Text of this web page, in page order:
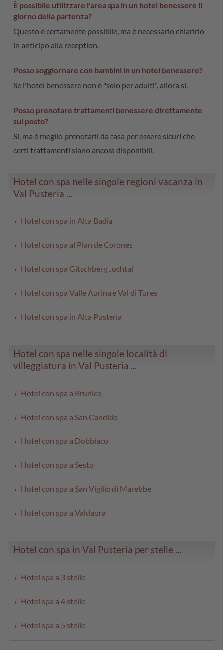
È possibile utilizzare l'area spa in un hotel benessere il
giorno della partenza?
Questo è certamente possibile, ma è necessario chiarirlo
in anticipo alla reception.
Posso soggiornare con bambini in un hotel benessere?
Se l'hotel benessere non è "solo per adulti", allora si.
Posso prenotare trattamenti benessere direttamente
sul posto?
Sì, ma è meglio prenotarli da casa per essere sicuri che
certi trattamenti siano ancora disponibili.
Hotel con spa nelle singole regioni vacanza in
Val Pusteria ...
Hotel con spa in Alta Badia
Hotel con spa al Plan de Corones
Hotel con spa Gitschberg Jochtal
Hotel con spa Valle Aurina e Val di Tures
Hotel con spa in Alta Pusteria
Hotel con spa nelle singole località di
villeggiatura in Val Pusteria ...
Hotel con spa a Brunico
Hotel con spa a San Candido
Hotel con spa a Dobbiaco
Hotel con spa a Sesto
Hotel con spa a San Vigilio di Marebbe
Hotel con spa a Valdaora
Hotel con spa in Val Pusteria per stelle ...
Hotel spa a 3 stelle
Hotel spa a 4 stelle
Hotel spa a 5 stelle